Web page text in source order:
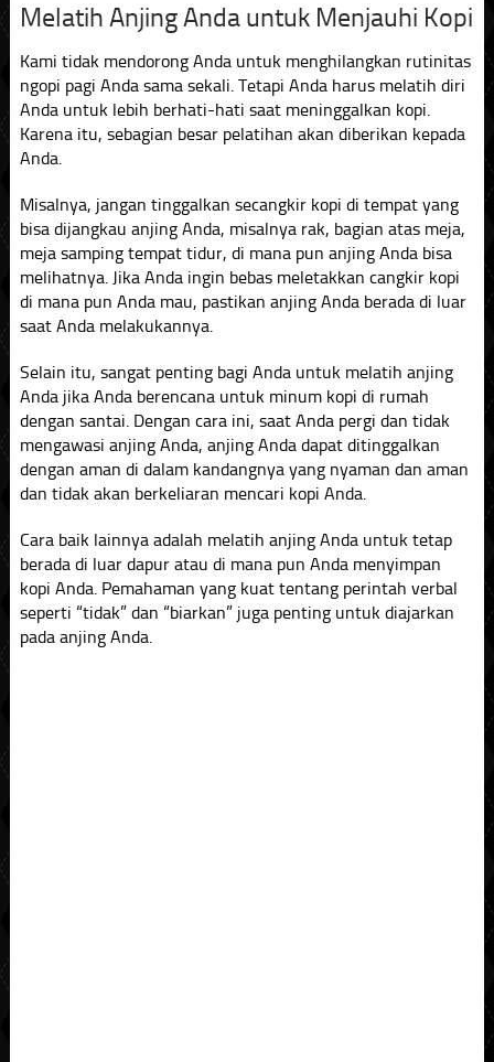
Melatih Anjing Anda untuk Menjauhi Kopi
Kami tidak mendorong Anda untuk menghilangkan rutinitas
ngopi pagi Anda sama sekali. Tetapi Anda harus melatih diri
Anda untuk lebih berhati-hati saat meninggalkan kopi.
Karena itu, sebagian besar pelatihan akan diberikan kepada
Anda.
Misalnya, jangan tinggalkan secangkir kopi di tempat yang
bisa dijangkau anjing Anda, misalnya rak, bagian atas meja,
meja samping tempat tidur, di mana pun anjing Anda bisa
melihatnya. Jika Anda ingin bebas meletakkan cangkir kopi
di mana pun Anda mau, pastikan anjing Anda berada di luar
saat Anda melakukannya.
Selain itu, sangat penting bagi Anda untuk melatih anjing
Anda jika Anda berencana untuk minum kopi di rumah
dengan santai. Dengan cara ini, saat Anda pergi dan tidak
mengawasi anjing Anda, anjing Anda dapat ditinggalkan
dengan aman di dalam kandangnya yang nyaman dan aman
dan tidak akan berkeliaran mencari kopi Anda.
Cara baik lainnya adalah melatih anjing Anda untuk tetap
berada di luar dapur atau di mana pun Anda menyimpan
kopi Anda. Pemahaman yang kuat tentang perintah verbal
seperti “tidak” dan “biarkan” juga penting untuk diajarkan
pada anjing Anda.